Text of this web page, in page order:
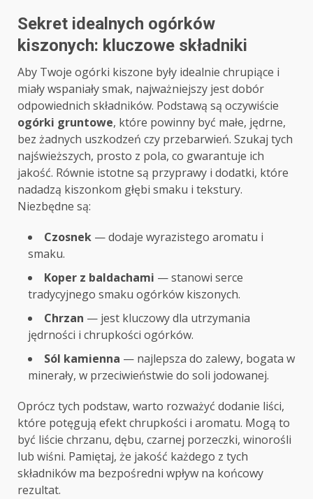
Sekret idealnych ogórków
kiszonych: kluczowe składniki
Aby Twoje ogórki kiszone były idealnie chrupiące i
miały wspaniały smak, najważniejszy jest dobór
odpowiednich składników. Podstawą są oczywiście
ogórki gruntowe, które powinny być małe, jędrne,
bez żadnych uszkodzeń czy przebarwień. Szukaj tych
najświeższych, prosto z pola, co gwarantuje ich
jakość. Równie istotne są przyprawy i dodatki, które
nadadzą kiszonkom głębi smaku i tekstury.
Niezbędne są:
Czosnek — dodaje wyrazistego aromatu i
smaku.
Koper z baldachami — stanowi serce
tradycyjnego smaku ogórków kiszonych.
Chrzan — jest kluczowy dla utrzymania
jędrności i chrupkości ogórków.
Sól kamienna — najlepsza do zalewy, bogata w
minerały, w przeciwieństwie do soli jodowanej.
Oprócz tych podstaw, warto rozważyć dodanie liści,
które potęgują efekt chrupkości i aromatu. Mogą to
być liście chrzanu, dębu, czarnej porzeczki, winorośli
lub wiśni. Pamiętaj, że jakość każdego z tych
składników ma bezpośredni wpływ na końcowy
rezultat.